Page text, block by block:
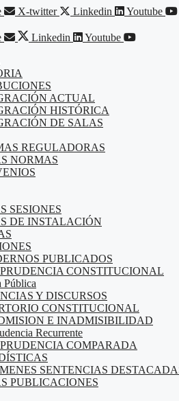
X-twitter Linkedin Youtube
Linkedin
Youtube
ACTUAL
HISTÓRICA
DE SALAS
REGULADORAS
NORMAS
SESIONES
DE INSTALACIÓN
PUBLICADOS
CONSTITUCIONAL
Pública
Y DISCURSOS
CONSTITUCIONAL
E INADMISIBILIDAD
Recurrente
COMPARADA
SENTENCIAS
PUBLICACIONES